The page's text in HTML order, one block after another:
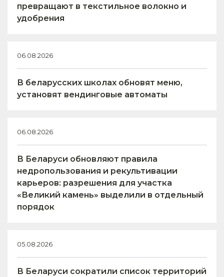
превращают в текстильное волокно и
удобрения
06.08.2026
В беларусских школах обновят меню,
установят вендинговые автоматы
06.08.2026
В Беларуси обновляют правила
недропользования и рекультивации
карьеров: разрешения для участка
«Великий камень» выделили в отдельный
порядок
05.08.2026
В Беларуси сократили список территорий